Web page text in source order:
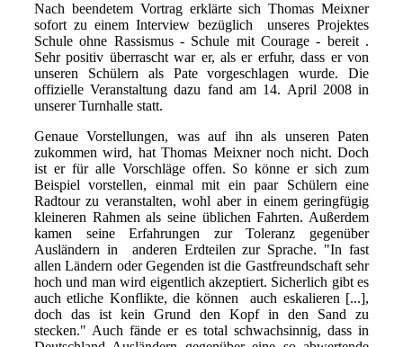
Nach beendetem Vortrag erklärte sich Thomas Meixner
sofort zu einem Interview bezüglich unseres Projektes
Schule ohne Rassismus - Schule mit Courage - bereit .
Sehr positiv überrascht war er, als er erfuhr, dass er von
unseren Schülern als Pate vorgeschlagen wurde. Die
offizielle Veranstaltung dazu fand am 14. April 2008 in
unserer Turnhalle statt.
Genaue Vorstellungen, was auf ihn als unseren Paten
zukommen wird, hat Thomas Meixner noch nicht. Doch
ist er für alle Vorschläge offen. So könne er sich zum
Beispiel vorstellen, einmal mit ein paar Schülern eine
Radtour zu veranstalten, wohl aber in einem geringfügig
kleineren Rahmen als seine üblichen Fahrten. Außerdem
kamen seine Erfahrungen zur Toleranz gegenüber
Ausländern in anderen Erdteilen zur Sprache. "In fast
allen Ländern oder Gegenden ist die Gastfreundschaft sehr
hoch und man wird eigentlich akzeptiert. Sicherlich gibt es
auch etliche Konflikte, die können auch eskalieren [...],
doch das ist kein Grund den Kopf in den Sand zu
stecken." Auch fände er es total schwachsinnig, dass in